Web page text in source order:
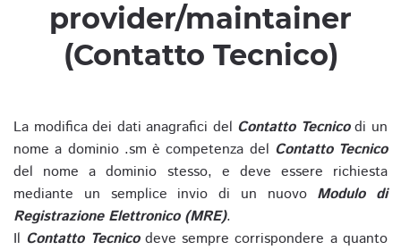
provider/maintainer
(Contatto Tecnico)
La modifica dei dati anagrafici del Contatto Tecnicodi un
nome a dominio .sm è competenza del Contatto Tecnico
del nome a dominio stesso, e deve essere richiesta
mediante un semplice invio di un nuovo Modulo di
Registrazione Elettronico (MRE).
Il Contatto Tecnicodeve sempre corrispondere a quanto